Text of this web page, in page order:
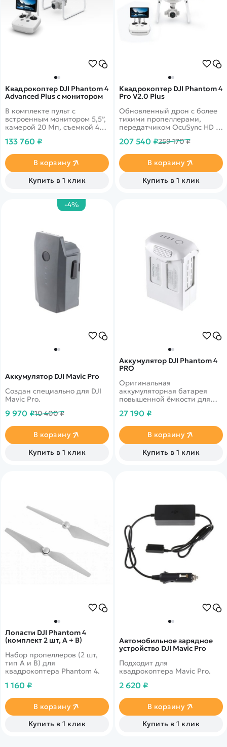
Квадрокоптер DJI Phantom 4
Advanced Plus с монитором
В комплекте пульт с
встроенным монитором 5,5”,
камерой 20 Мп, съемкой 4K,
минут.
133 760 ₽
В корзину
Купить в 1 клик
Квадрокоптер DJI Phantom 4
Pro V2.0 Plus
Обновленный дрон с более
тихими пропеллерами,
передатчиком OcuSync HD и
монитор пульта.
207 540 ₽259 170 ₽
В корзину
Купить в 1 клик
-4%
Аккумулятор DJI Mavic Pro
Создан специально для DJI
Mavic Pro.
9 970 ₽10 400 ₽
В корзину
Купить в 1 клик
Аккумулятор DJI Phantom 4
PRO
Оригинальная
аккумуляторная батарея
повышенной ёмкости для
PRO/PRO+.
27 190 ₽
В корзину
Купить в 1 клик
Лопасти DJI Phantom 4
(комплект 2 шт, А + В)
Набор пропеллеров (2 шт,
тип A и B) для
квадрокоптера Phantom 4.
1 160 ₽
В корзину
Купить в 1 клик
Автомобильное зарядное
устройство DJI Mavic Pro
Подходит для
квадрокоптера Mavic Pro.
2 620 ₽
В корзину
Купить в 1 клик